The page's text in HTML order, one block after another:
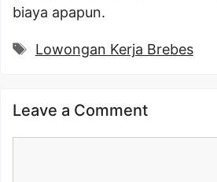
biaya apapun.
Tags
Lowongan Kerja Brebes
Leave a Comment